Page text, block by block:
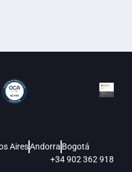
AiresAndorra Bogotá
+34 902 362 918